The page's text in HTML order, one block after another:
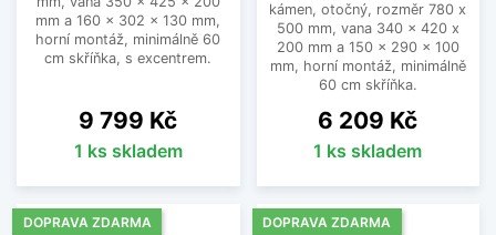
mm a 160 x 302 x 130 mm,
horní montáž, minimálně 60
cm skříňka, s excentrem.
Cena
9 799 Kč
1 ks skladem
kámen, otočný, rozměr 780 x
500 mm, vana 340 x 420 x
200 mm a 150 x 290 x 100
mm, horní montáž, minimálně
60 cm skříňka.
Cena
6 209 Kč
1 ks skladem
DOPRAVA ZDARMA DOPRAVA ZDARMA